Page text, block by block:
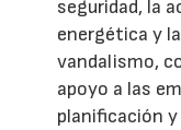
seguridad, la
energética y
vandalismo,
apoyo a las
planificación